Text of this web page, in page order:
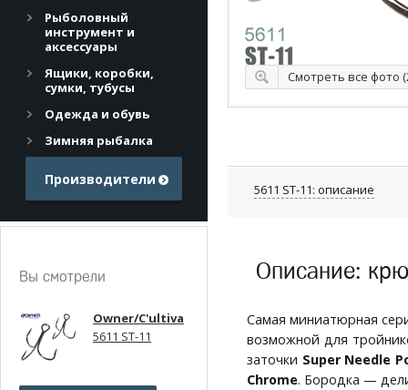
Смотреть все фото
5611 ST-11: описание
Описание:
Самая миниатюрная
возможной для
заточки Super Needle
Chrome. Бородка —
Рыболовный
инструмент и
аксессуары
Ящики, коробки,
сумки, тубусы
Одежда и обувь
Зимняя рыбалка
Производители
Вы смотрели
Owner/C'ultiva
5611 ST-11